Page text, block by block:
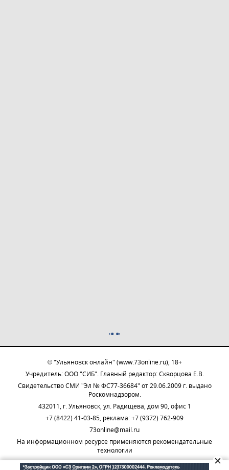
© "Ульяновск онлайн" (www.73online.ru), 18+
Учредитель: ООО "СИБ". Главный редактор: Скворцова Е.В.
Свидетельство СМИ "Эл № ФС77-36684" от 29.06.2009 г. выдано
Роскомнадзором.
432011, г. Ульяновск, ул. Радищева, дом 90, офис 1
+7 (8422) 41-03-85, реклама: +7 (9372) 762-909
73online@mail.ru
На информационном ресурсе применяются рекомендательные
технологии